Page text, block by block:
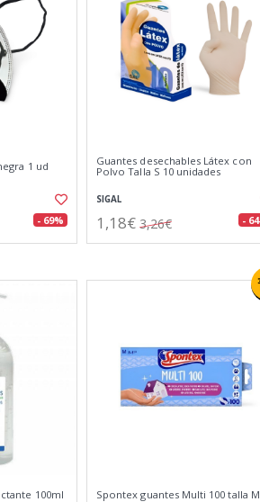
1 ud
- 69%
Guantes desechables Látex con
Polvo Talla S 10 unidades
SIGAL
1,18€ 3,26€ -
100ml Spontex guantes Multi 100 talla M